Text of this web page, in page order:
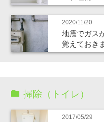
2020/11/20
地震でガス
覚えておき
掃除（トイレ）
2017/05/29